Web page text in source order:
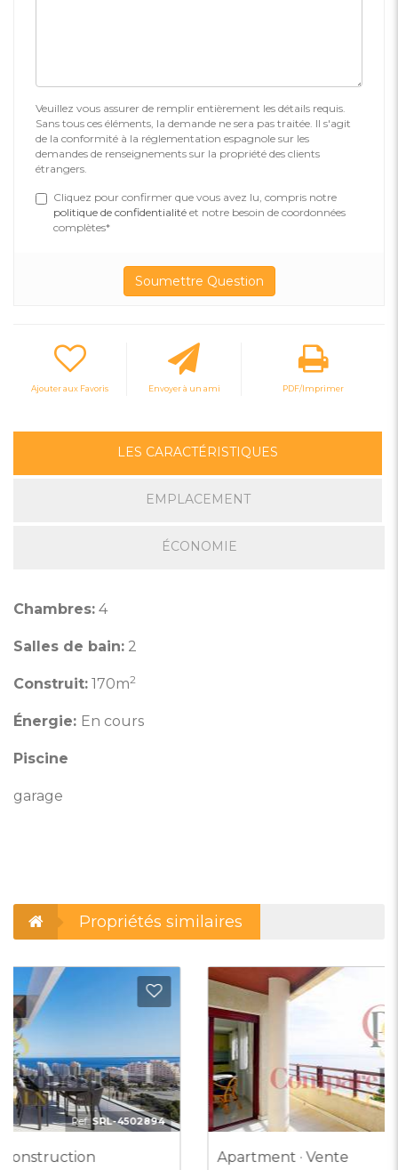
Veuillez vous assurer de remplir entièrement les détails requis.
Sans tous ces éléments, la demande ne sera pas traitée. Il s'agit
de la conformité à la réglementation espagnole sur les
demandes de renseignements sur la propriété des clients
étrangers.
Cliquez pour confirmer que vous avez lu, compris notre
politique de confidentialité et notre besoin de coordonnées
complètes*
Ajouter aux Favoris Envoyer à un ami PDF/Imprimer
LES CARACTÉRISTIQUES
EMPLACEMENT
ÉCONOMIE
Chambres: 4
Salles de bain: 2
Construit: 170m2
Énergie: En cours
Piscine
garage
Propriétés similaires
aux Favoris
Ref: CPV-9023087
Apartment · Vente